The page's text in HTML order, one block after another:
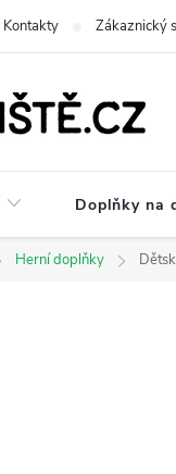
Kontakty Zákaznický
Doplňky na
Herní doplňky